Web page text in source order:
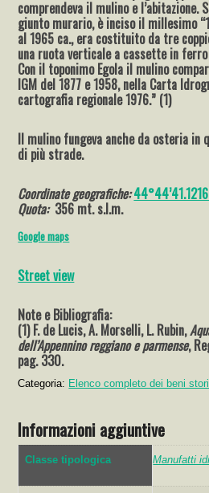
comprendeva il mulino e l’abitazione.
giunto murario, è inciso il millesimo
al 1965 ca., era costituito da tre
una ruota verticale a cassette in
Con il toponimo Egola il mulino
IGM del 1877 e 1958, nella Carta
cartografia regionale 1976.” (1)
Il mulino fungeva anche da osteria in
di più strade.
Coordinate geografiche:
Quota:356 mt. s.l.m.
Google maps
Street view
Note e Bibliografia:
(1) F. de Lucis, A. Morselli, L. Rubin,
dell’Appennino reggiano e parmense,
pag. 330.
Categoria: Elenco completo dei beni
Informazioni aggiuntive
Classe tipologica Manufatti